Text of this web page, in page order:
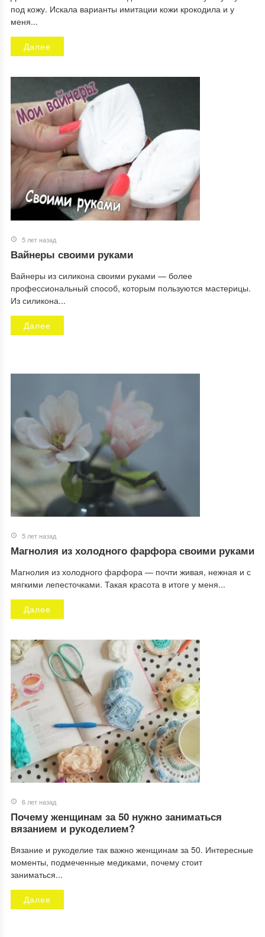
под кожу. Искала варианты имитации кожи крокодила и у
меня...
Далее
5 лет назад
Вайнеры своими руками
Вайнеры из силикона своими руками — более
профессиональный способ, которым пользуются мастерицы.
Из силикона...
Далее
5 лет назад
Магнолия из холодного фарфора своими руками
Магнолия из холодного фарфора — почти живая, нежная и с
мягкими лепесточками. Такая красота в итоге у меня...
Далее
6 лет назад
Почему женщинам за 50 нужно заниматься
вязанием и рукоделием?
Вязание и рукоделие так важно женщинам за 50. Интересные
моменты, подмеченные медиками, почему стоит
заниматься...
Далее